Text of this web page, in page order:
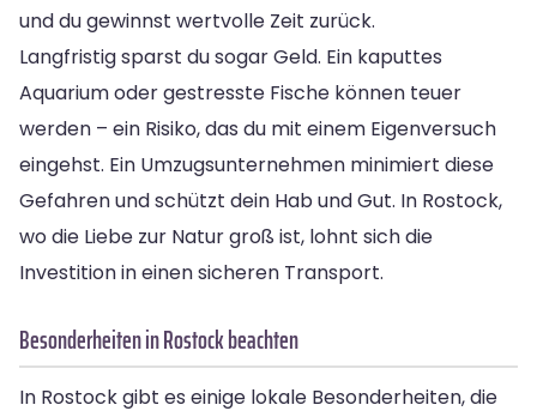
und du gewinnst wertvolle Zeit zurück.
Langfristig sparst du sogar Geld. Ein kaputtes
Aquarium oder gestresste Fische können teuer
werden – ein Risiko, das du mit einem Eigenversuch
eingehst. Ein Umzugsunternehmen minimiert diese
Gefahren und schützt dein Hab und Gut. In Rostock,
wo die Liebe zur Natur groß ist, lohnt sich die
Investition in einen sicheren Transport.
Besonderheiten in Rostock beachten
In Rostock gibt es einige lokale Besonderheiten, die